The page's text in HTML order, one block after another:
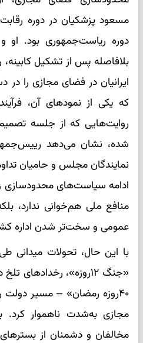
مسعود پزشکیان در دوره
دوره ریاست‌جمهوری بود. او
بلافاصله پس از تشکیل
ایرانیان در فضای مجازی را در
که یکی از نمودهای آن،
روایت‌هایی که از جلسه
شده، نشان می‌دهد
نمایندگان مجلس و حامیان
ادامه سیاست‌های محدودسازی و
منافع ملی هم‌خوانی ندارد،
عمومی و سخت‌تر شدن اداره
با این حال، تحولات میدانی
۴۰روزه رمضان» – مسیر دولت
مجازی به‌شدت ناهموار کرد.
مخالفان و دشمنان از بسترهای